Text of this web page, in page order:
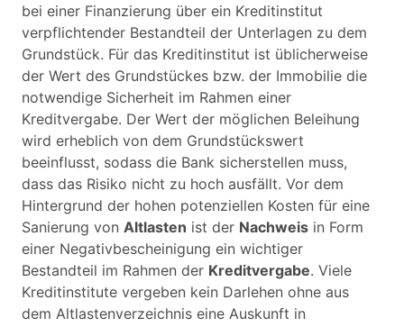
bei einer Finanzierung über ein Kreditinstitut
verpflichtender Bestandteil der Unterlagen zu dem
Grundstück. Für das Kreditinstitut ist üblicherweise
der Wert des Grundstückes bzw. der Immobilie die
notwendige Sicherheit im Rahmen einer
Kreditvergabe. Der Wert der möglichen Beleihung
wird erheblich von dem Grundstückswert
beeinflusst, sodass die Bank sicherstellen muss,
dass das Risiko nicht zu hoch ausfällt. Vor dem
Hintergrund der hohen potenziellen Kosten für eine
Sanierung von Altlasten ist der Nachweis in Form
einer Negativbescheinigung ein wichtiger
Bestandteil im Rahmen der Kreditvergabe. Viele
Kreditinstitute vergeben kein Darlehen ohne aus
dem Altlastenverzeichnis eine Auskunft in